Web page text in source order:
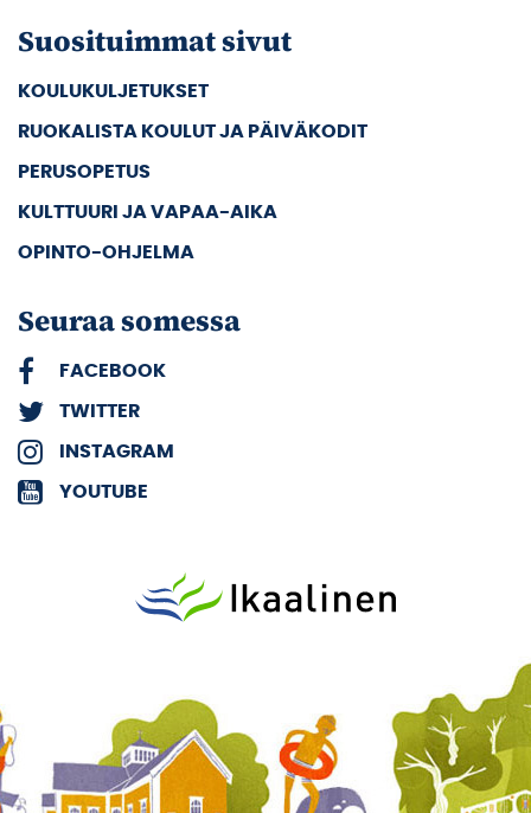
Suosituimmat sivut
KOULUKULJETUKSET
RUOKALISTA KOULUT JA PÄIVÄKODIT
PERUSOPETUS
KULTTUURI JA VAPAA-AIKA
OPINTO-OHJELMA
Seuraa somessa
FACEBOOK
TWITTER
INSTAGRAM
YOUTUBE